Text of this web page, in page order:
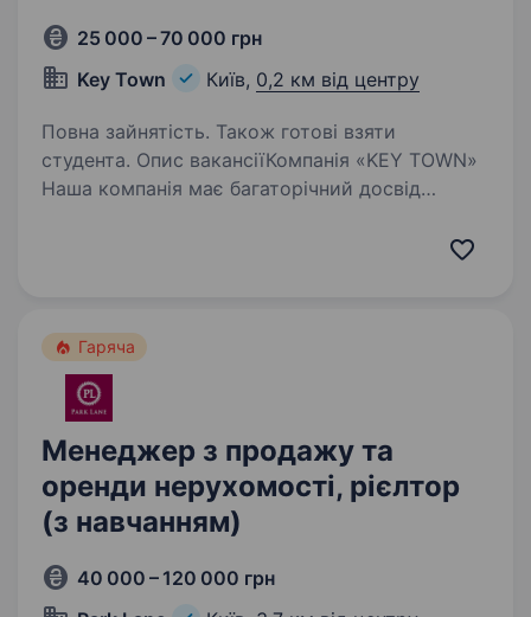
25 000 – 70 000 грн
Key Town
Київ, 0,2 км від центру
Повна зайнятість. Також готові взяти
студента. Опис вакансіїКомпанія «KEY TOWN»
Наша компанія має багаторічний досвід
Гаряча
Менеджер з продажу та
оренди нерухомості, рієлтор
(з навчанням)
40 000 – 120 000 грн